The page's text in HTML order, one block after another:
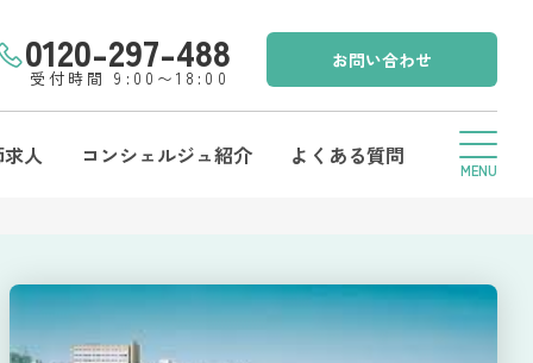
0120-297-488
受付時間 9:00〜18:00
お問い合わせ
人 コンシェルジュ紹介 よくある質問